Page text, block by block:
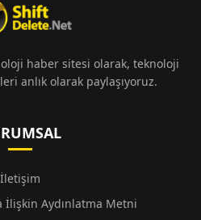
haber sitesi olarak, teknoloji
anlık olarak paylaşıyoruz.
İletişim
İlişkin Aydınlatma Metni